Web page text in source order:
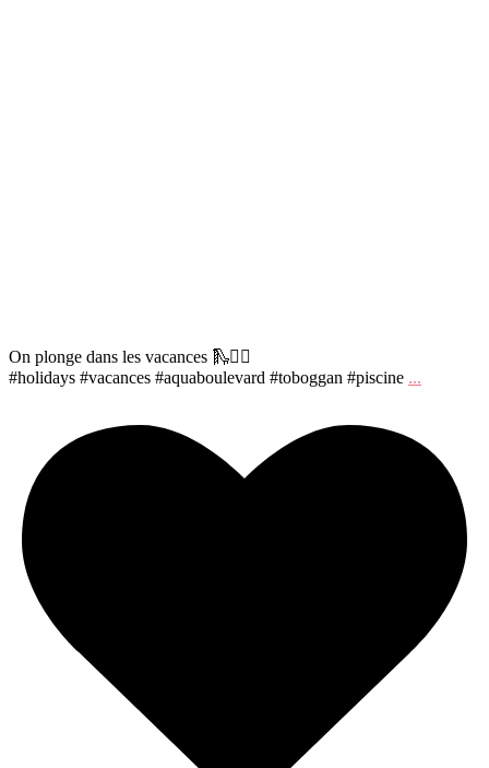
On plonge dans les vacances 🛝🏊‍♀️
#holidays #vacances #aquaboulevard #toboggan #piscine ...